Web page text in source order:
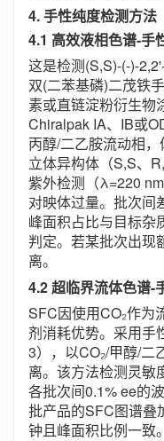
4. 手性纯度检测方法
4.1 高效液相色谱-手
这是检测(S,S)-(-)-
双(二苯基磷)二茂铁
素或直链淀粉衍生物
Chiralpak IA、IB或
丙醇/二乙胺流动相
立体异构体（S,S、
紫外检测（λ=220
对映体过量。批次间
峰面积占比与目标杂
判定。若某批次出现
离。
4.2 超临界流体色谱-
SFC因使用CO₂作为
剂消耗优势。采用手
3），以CO₂/甲醇/二
离。该方法检测灵敏
各批次间0.1% ee的
批产品的SFC图谱叠
钟且峰面积比例一致。